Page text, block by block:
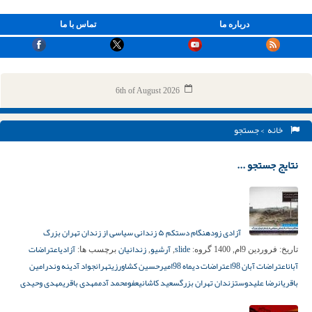
تماس با ما درباره ما
6th of August 2026
خانه > جستجو
نتایج جستجو ...
آزادی زودهنگام دستکم ۵ زندانی سیاسی از زندان تهران بزرگ
تاریخ: فروردین 9ام, 1400 گروه: slide
, آرشیو, زندانیان برچسب ها: آزادیاعتراضات
آباناعتراضات آبان 98 اعتراضات دیماه 98 امیرحسین کشاورزیتهرانجواد آدینه وندرامین
باقریانرضا علیدوستزندان تهران بزرگسعید کاشانیعفومحمد آدممهدی باقریمهدی وحیدی